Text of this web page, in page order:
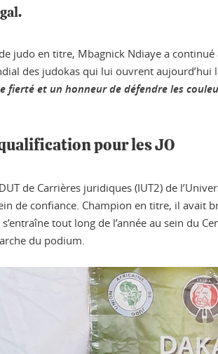
judo en titre, Mbagnick Ndiaye a
des judokas qui lui ouvrent aujourd’hui
et un honneur de défendre les
pour les JO
de Carrières juridiques (IUT2) de
de confiance. Champion en titre, il avait
tout long de l’année au sein du
du podium.